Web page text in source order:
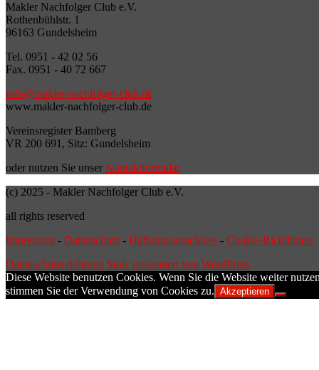
Makler Nachfolger Club e.V.
Rothenbühlstr. 1
96163 Gundelsheim
Tel. 0951 - 42 02 56
Fax. 0951 - 40 72 667
info@makler-nachfolger-club.de
www.makler-nachfolger-club.de
Vereinsregister Bamberg
VR 200 691, Sitz: Gundelsheim
oder nutzen Sie unser Kontaktformular
(c) 2025 - Makler Nachfolger Club e.V.
all rights reserved
Impressum - Datenschutz - Haftungsausschluss - Cookie-Richtlinien
Datenschutzerklärung Stolz präsentiert von WordPress
Diese Website benutzen Cookies. Wenn Sie die Website weiter
stimmen Sie der Verwendung von Cookies zu. Akzeptieren